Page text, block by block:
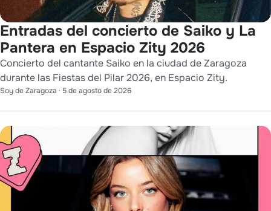
Entradas del concierto de Saiko y La
Pantera en Espacio Zity 2026
Concierto del cantante Saiko en la ciudad de Zaragoza
durante las Fiestas del Pilar 2026, en Espacio Zity.
Soy de Zaragoza · 5 de agosto de 2026